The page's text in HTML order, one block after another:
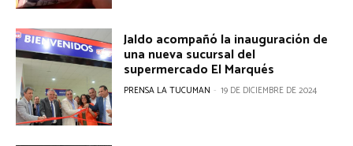
Jaldo acompañó la inauguración de
una nueva sucursal del
supermercado El Marqués
PRENSA LA TUCUMAN - 19 DE DICIEMBRE DE 2024